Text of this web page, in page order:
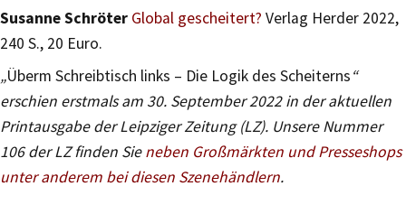
Susanne Schröter Global gescheitert? Verlag Herder 2022,
240 S., 20 Euro.
„Überm Schreibtisch links – Die Logik des Scheiterns“
erschien erstmals am 30. September 2022 in der aktuellen
Printausgabe der Leipziger Zeitung (LZ). Unsere Nummer
106 der LZ finden Sieneben Großmärkten und Presseshops
unter anderem bei diesen Szenehändlern.